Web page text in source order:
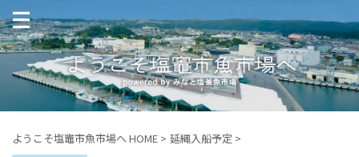
ようこそ塩竈市魚市場へ HOME > 延縄入船予定 >